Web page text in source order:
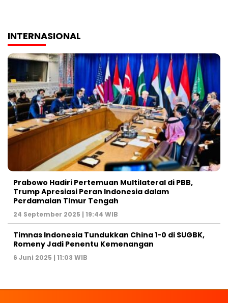
INTERNASIONAL
Prabowo Hadiri Pertemuan Multilateral di PBB,
Trump Apresiasi Peran Indonesia dalam
Perdamaian Timur Tengah
24 September 2025 | 19:44 WIB
Timnas Indonesia Tundukkan China 1-0 di SUGBK,
Romeny Jadi Penentu Kemenangan
6 Juni 2025 | 11:03 WIB